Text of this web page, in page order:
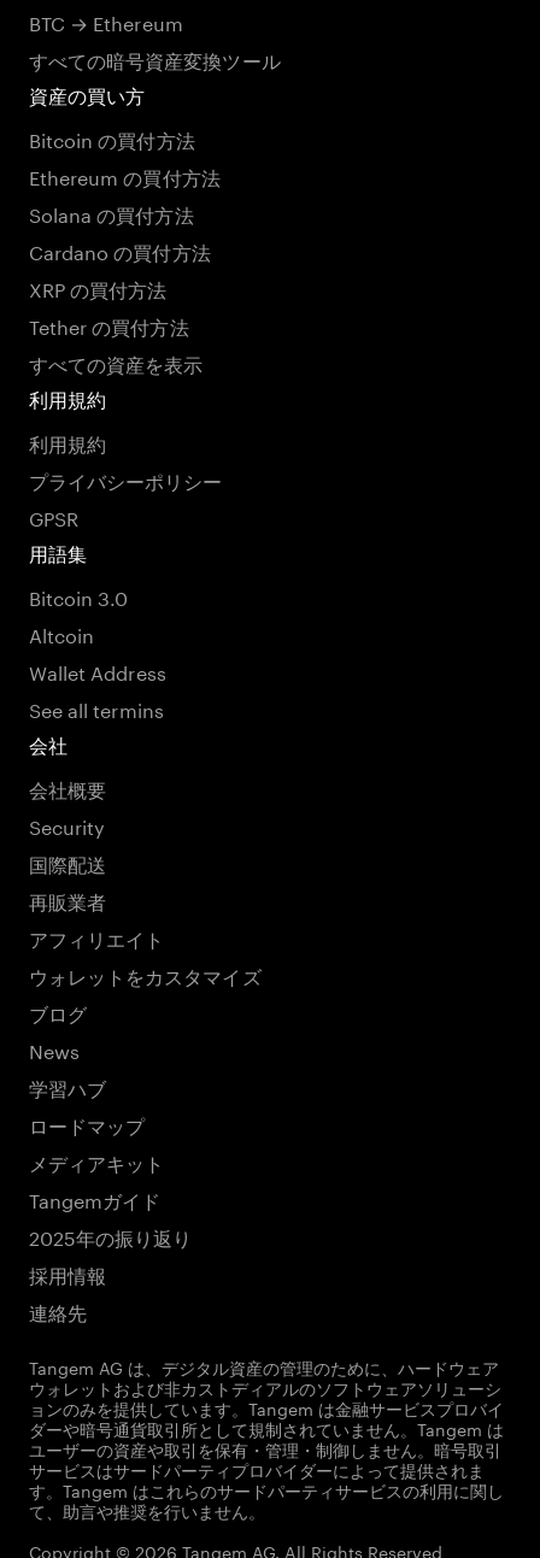
BTC → Ethereum
すべての暗号資産変換ツール
資産の買い方
Bitcoin の買付方法
Ethereum の買付方法
Solana の買付方法
Cardano の買付方法
XRP の買付方法
Tether の買付方法
すべての資産を表示
利用規約
利用規約
プライバシーポリシー
GPSR
用語集
Bitcoin 3.0
Altcoin
Wallet Address
See all termins
会社
会社概要
Security
国際配送
再販業者
アフィリエイト
ウォレットをカスタマイズ
ブログ
News
学習ハブ
ロードマップ
メディアキット
Tangemガイド
2025年の振り返り
採用情報
連絡先
Tangem AG は、デジタル資産の管理のために、ハードウェア
ウォレットおよび非カストディアルのソフトウェアソリューシ
ョンのみを提供しています。Tangem は金融サービスプロバイ
ダーや暗号通貨取引所として規制されていません。Tangem は
ユーザーの資産や取引を保有・管理・制御しません。暗号取引
サービスはサードパーティプロバイダーによって提供されま
す。Tangem はこれらのサードパーティサービスの利用に関し
て、助言や推奨を行いません。